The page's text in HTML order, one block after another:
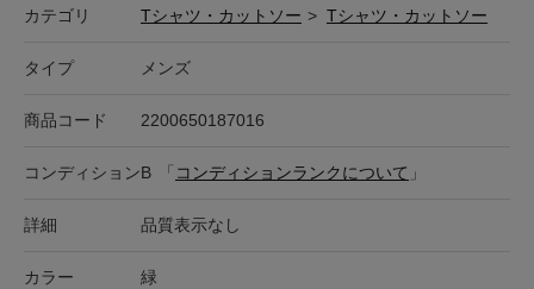
カテゴリ Tシャツ・カットソー > Tシャツ・カットソー
タイプ メンズ
商品コード 2200650187016
コンディションB 「 コンディションランクについて 」
詳細 品質表示なし
カラー 緑